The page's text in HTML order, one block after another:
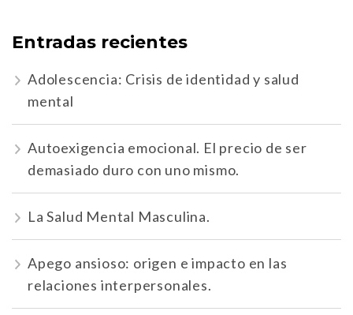
Entradas recientes
Adolescencia: Crisis de identidad y salud
mental
Autoexigencia emocional. El precio de ser
demasiado duro con uno mismo.
La Salud Mental Masculina.
Apego ansioso: origen e impacto en las
relaciones interpersonales.